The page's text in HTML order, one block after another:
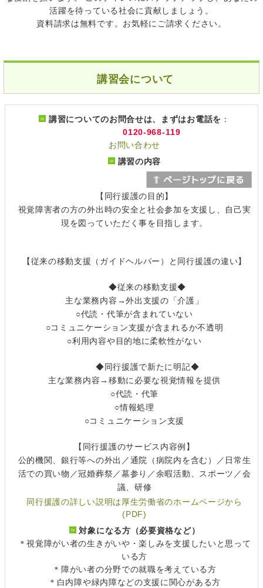
活躍を待っている社会に貢献しましょう。
資料請求は無料です。お気軽にご請求ください。
講習会について
講習についてのお問合せは、まずはお電話を ：
0120-968-119
お問い合わせ
講習の内容
【同行援護の目的】
視覚障害者の方の外出時の安全と社会参加を支援し、自己実
現を図っていただく事を目指します。
【従来の移動支援（ガイドヘルパー）と同行援護の違い】
◆従来の移動支援◆
主な業務内容→外出支援の「介護」
○代読・代筆が含まれていない
○コミュニケーション支援が含まれるか不透明
○利用内容や目的地に柔軟性がない
◆同行援護で新たに明記◆
主な業務内容→移動に必要な視覚情報を提供
○代読・代筆
○情報処理
○コミュニケーション支援
【同行援護のサービス内容例】
公的機関、銀行等への外出／通院（病院内を含む）／日常生
活での買い物／冠婚葬祭／墓参り／余暇活動、スポーツ／会
議、研修
同行援護の詳しい説明は厚生労働省のホームページから
(PDF)
対象になる方（必要資格など）
＊視覚障がい者の生きがいや・楽しみを支援したいと思って
いる方
＊障がい者の分野での就職を考えている方
＊白内障や緑内障などの支援に関心がある方